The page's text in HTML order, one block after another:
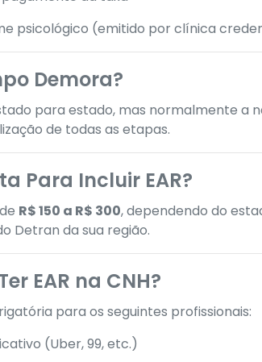
psicológico (emitido por clínica
Demora?
para estado, mas normalmente a
de todas as etapas.
Para Incluir EAR?
R$ 150 a R$ 300, dependendo do
Detran da sua região.
EAR na CNH?
para os seguintes profissionais:
(Uber, 99, etc.)